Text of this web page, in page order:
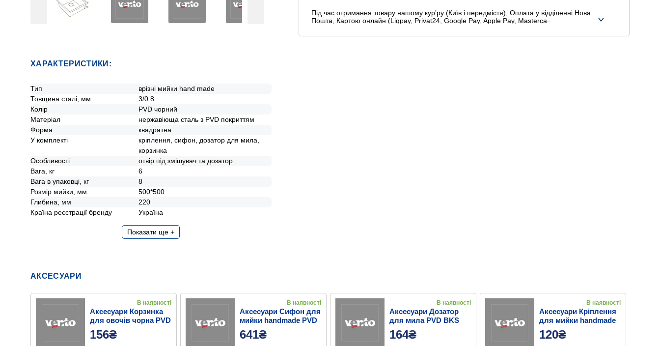
Під час отримання товару нашому курʼру (Київ і передмістя), Оплата у відділенні Нова
Пошта, Картою онлайн (Liqpay, Privat24, Google Pay, Apple Pay, Mastercard, Visa),
Ще додаткові способи оплати
ХАРАКТЕРИСТИКИ:
Тип
врізні мийки hand made
Товщина сталі, мм
3/0.8
Колір
PVD чорний
Матеріал
нержавіюща сталь з PVD покриттям
Форма
квадратна
У комплекті
кріплення, сифон, дозатор для мила,
корзинка
Особливості
отвір під змішувач та дозатор
Вага, кг
6
Вага в упаковці, кг
8
Розмір мийки, мм
500*500
Глибина, мм
220
Країна реєстрації бренду
Україна
Показати ще +
АКСЕСУАРИ
В наявності
Аксесуари Корзинка
для овочів чорна PVD
BK
156₴
В наявності
Аксесуари Сифон для
мийки handmade PVD
BK
641₴
В наявності
Аксесуари Дозатор
для мила PVD BKS
164₴
В наявності
Аксесуари Кріплення
для мийки handmade
PVD BK
120₴